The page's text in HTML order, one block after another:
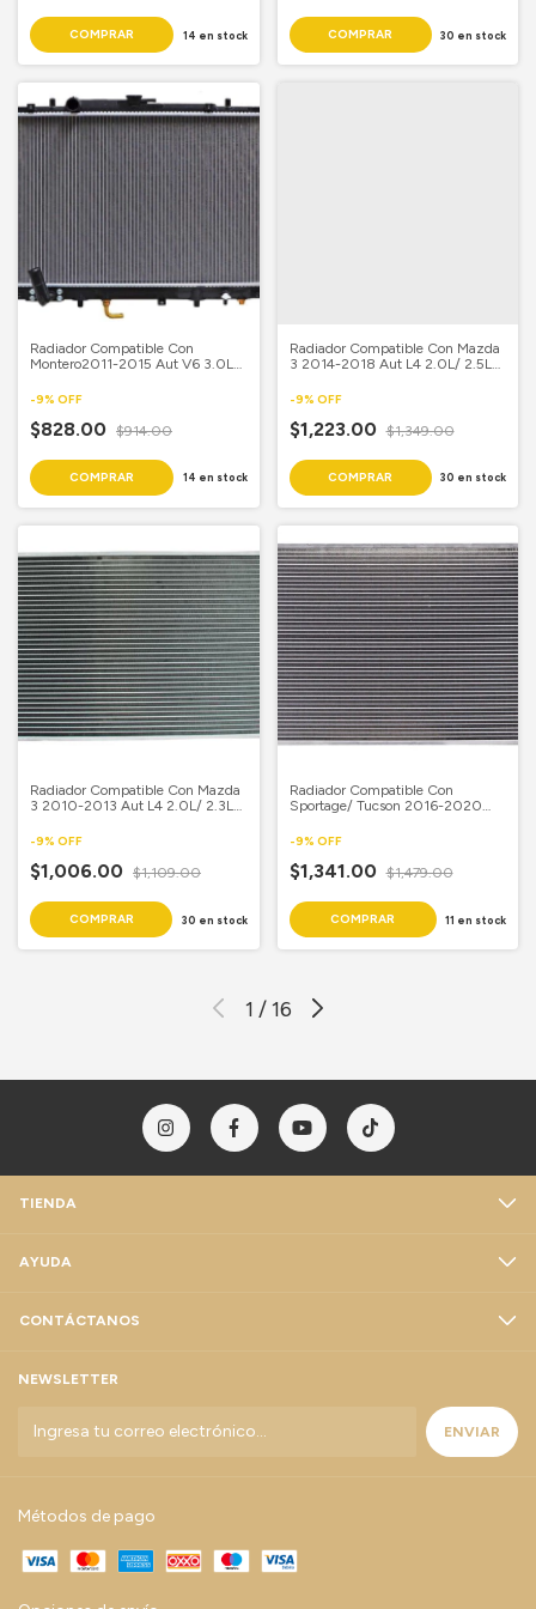
14 en stock 30 en stock
Radiador Compatible Con
Montero2011-2015 Aut V6 3.0L
-9% OFF
$828.00 $914.00
14 en stock
Radiador Compatible Con Mazda
3 2014-2018 Aut L4 2.0L/ 2.5L
-9% OFF
$1,223.00 $1,349.00
30 en stock
Radiador Compatible Con Mazda
3 2010-2013 Aut L4 2.0L/ 2.3L/
Soldado
-9% OFF
$1,006.00 $1,109.00
30 en stock
Radiador Compatible Con
Sportage/ Tucson 2016-2020
Soldado
-9% OFF
$1,341.00 $1,479.00
11 en stock
1 / 16
TIENDA
AYUDA
CONTÁCTANOS
NEWSLETTER
Métodos de pago